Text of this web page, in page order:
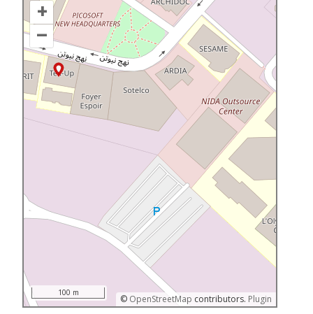
+
–
© OpenStreetMap contributors. Plugin
100 m